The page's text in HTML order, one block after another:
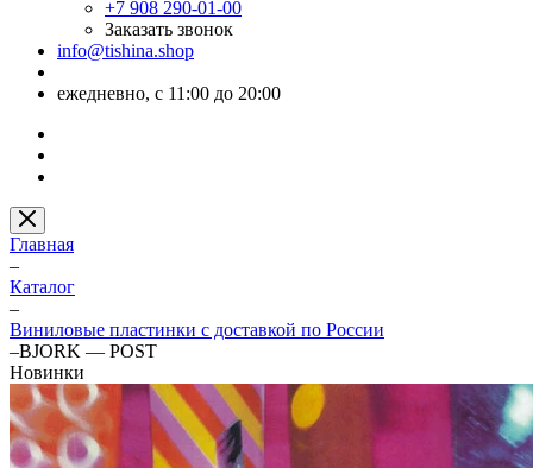
+7 908 290-01-00
Заказать звонок
info@tishina.shop
ежедневно, с 11:00 до 20:00
Главная
–
Каталог
–
Виниловые пластинки с доставкой по России
–BJORK — POST
Новинки